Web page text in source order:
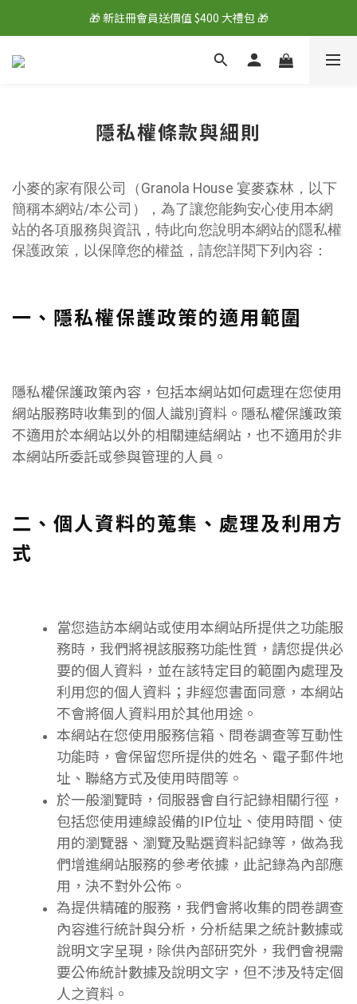
🎁 新註冊會員送價值 $400 大禮包 🎁
🎁 新註冊會員送價值 $400 大禮包 🎁
💰 綁定LINE好友再拿 $100 購物金 💰
隱私權條款與細則
小麥的家有限公司（Granola House 宴麥森林，以下
簡稱本網站/本公司），為了讓您能夠安心使用本網
站的各項服務與資訊，特此向您說明本網站的隱私權
保護政策，以保障您的權益，請您詳閱下列內容：
一、隱私權保護政策的適用範圍
隱私權保護政策內容，包括本網站如何處理在您使用
網站服務時收集到的個人識別資料。隱私權保護政策
不適用於本網站以外的相關連結網站，也不適用於非
本網站所委託或參與管理的人員。
二、個人資料的蒐集、處理及利用方
式
當您造訪本網站或使用本網站所提供之功能服
務時，我們將視該服務功能性質，請您提供必
要的個人資料，並在該特定目的範圍內處理及
利用您的個人資料；非經您書面同意，本網站
不會將個人資料用於其他用途。
本網站在您使用服務信箱、問卷調查等互動性
功能時，會保留您所提供的姓名、電子郵件地
址、聯絡方式及使用時間等。
於一般瀏覽時，伺服器會自行記錄相關行徑，
包括您使用連線設備的IP位址、使用時間、使
用的瀏覽器、瀏覽及點選資料記錄等，做為我
們增進網站服務的參考依據，此記錄為內部應
用，決不對外公佈。
為提供精確的服務，我們會將收集的問卷調查
內容進行統計與分析，分析結果之統計數據或
說明文字呈現，除供內部研究外，我們會視需
要公佈統計數據及說明文字，但不涉及特定個
人之資料。